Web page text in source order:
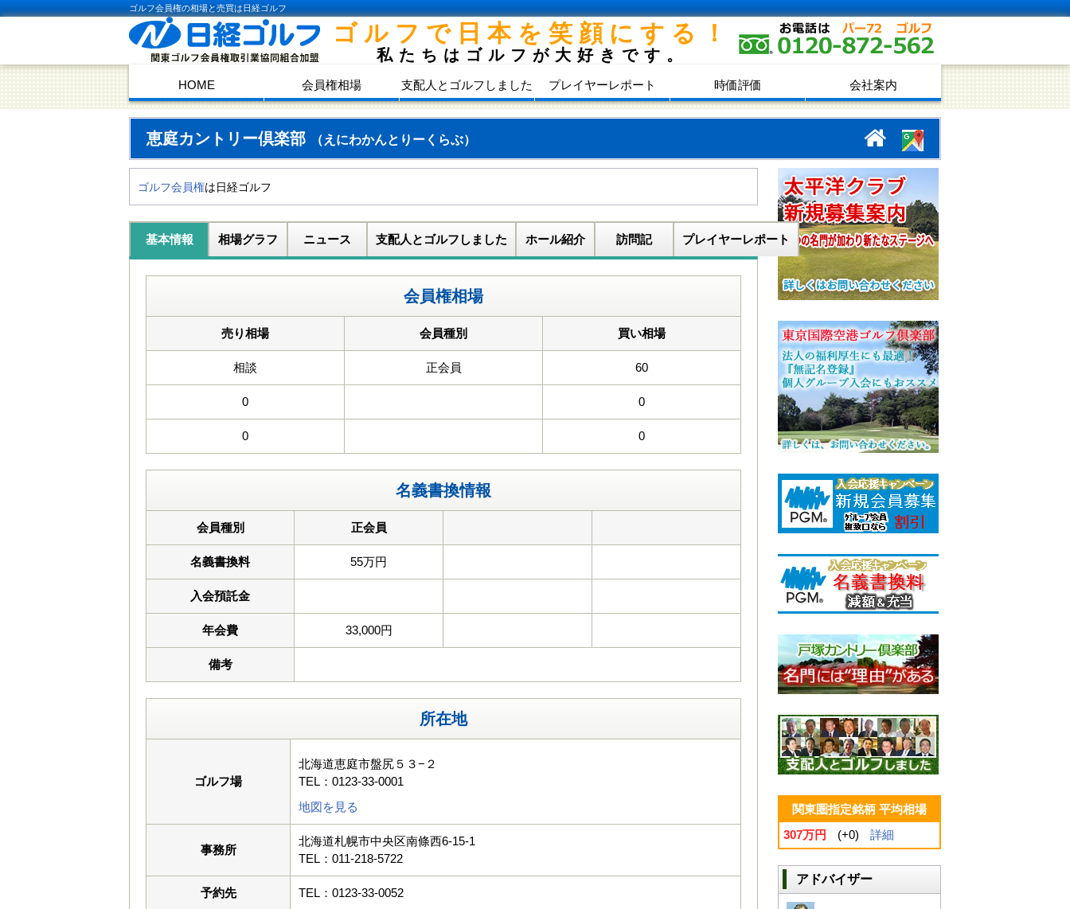
ゴルフ会員権の相場と売買は日経ゴルフ
ゴルフで日本を笑顔にする！
私たちはゴルフが大好きです。
HOME 会員権相場 支配人とゴルフしました プレイヤーレポート 時価評価 会社案内
恵庭カントリー倶楽部 （えにわかんとりーくらぶ）
ゴルフ会員権は日経ゴルフ
基本情報 相場グラフ ニュース 支配人とゴルフしました ホール紹介 訪問記 プレイヤーレポート
会員権相場
売り相場 会員種別 買い相場
相談 正会員 60
0 0
0 0
名義書換情報
会員種別 正会員
名義書換料 55万円
入会預託金
年会費 33,000円
備考
所在地
ゴルフ場
北海道恵庭市盤尻５３−２
TEL：0123-33-0001
地図を見る
事務所
北海道札幌市中央区南條西6-15-1
TEL：011-218-5722
予約先 TEL：0123-33-0052
関東圏指定銘柄 平均相場
307万円
(+0) 詳細
アドバイザー